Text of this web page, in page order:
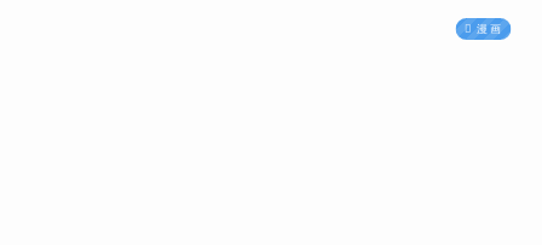
漫画